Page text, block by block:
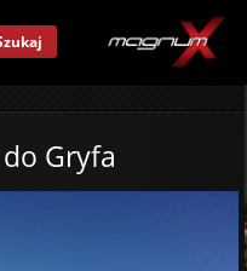
Gryfa